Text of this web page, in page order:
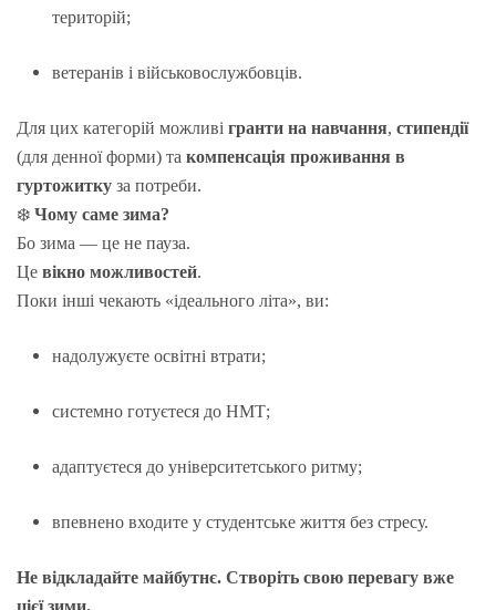
територій;
ветеранів і військовослужбовців.
Для цих категорій можливі гранти на навчання, стипендії
(для денної форми) та компенсація проживання в
гуртожитку за потреби.
❄️ Чому саме зима?
Бо зима — це не пауза.
Це вікно можливостей.
Поки інші чекають «ідеального літа», ви:
надолужуєте освітні втрати;
системно готуєтеся до НМТ;
адаптуєтеся до університетського ритму;
впевнено входите у студентське життя без стресу.
Не відкладайте майбутнє. Створіть свою перевагу вже